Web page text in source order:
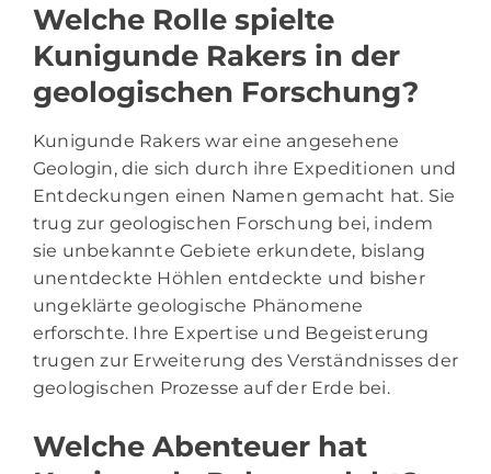
Welche Rolle spielte
Kunigunde Rakers in der
geologischen Forschung?
Kunigunde Rakers war eine angesehene
Geologin, die sich durch ihre Expeditionen und
Entdeckungen einen Namen gemacht hat. Sie
trug zur geologischen Forschung bei, indem
sie unbekannte Gebiete erkundete, bislang
unentdeckte Höhlen entdeckte und bisher
ungeklärte geologische Phänomene
erforschte. Ihre Expertise und Begeisterung
trugen zur Erweiterung des Verständnisses der
geologischen Prozesse auf der Erde bei.
Welche Abenteuer hat